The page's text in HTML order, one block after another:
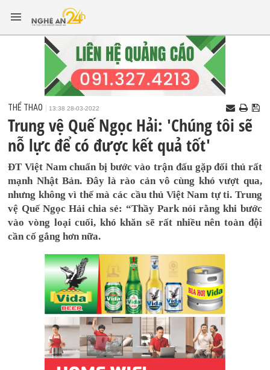
THỂ THAO 13:38 28-03-2022
Trung vệ Quế Ngọc Hải: 'Chúng tôi sẽ
nỗ lực để có được kết quả tốt'
ĐT Việt Nam chuẩn bị bước vào trận đấu gặp đối thủ rất
mạnh Nhật Bản. Đây là rào cản vô cùng khó vượt qua,
nhưng không vì thế mà các cầu thủ Việt Nam tự ti. Trung
vệ Quế Ngọc Hải chia sẻ: “Thầy Park nói rằng khi bước
vào vòng loại cuối, khó khăn sẽ rất nhiều nên toàn đội
cần cố gắng hơn nữa.